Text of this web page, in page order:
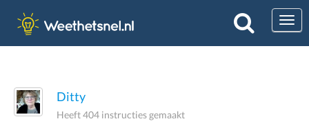
Ditty
Heeft 404 instructies gemaakt